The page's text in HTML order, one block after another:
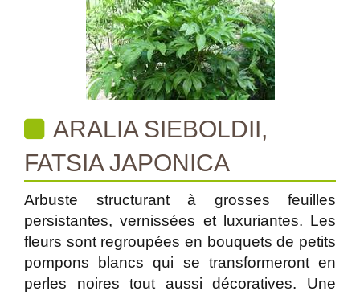
ARALIA SIEBOLDII,
FATSIA JAPONICA
Arbuste structurant à grosses feuilles
persistantes, vernissées et luxuriantes. Les
fleurs sont regroupées en bouquets de petits
pompons blancs qui se transformeront en
perles noires tout aussi décoratives. Une